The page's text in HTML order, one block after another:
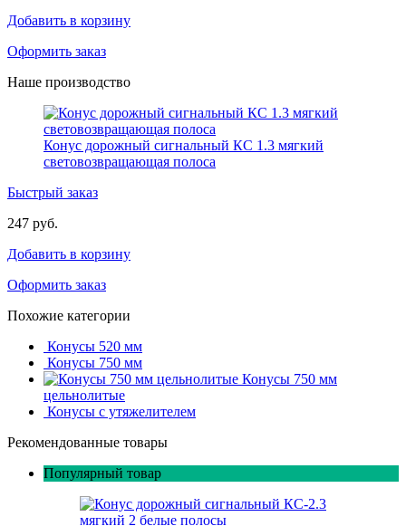
Добавить в корзину
Оформить заказ
Наше производство
Конус дорожный сигнальный КС 1.3 мягкий
световозвращающая полоса
Быстрый заказ
247 руб.
Добавить в корзину
Оформить заказ
Похожие категории
Конусы 520 мм
Конусы 750 мм
Конусы 750 мм
цельнолитые
Конусы с утяжелителем
Рекомендованные товары
Популярный товар